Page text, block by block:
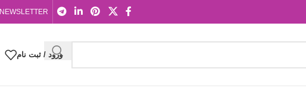
NEWSLETTER
ورود / ثبت نام